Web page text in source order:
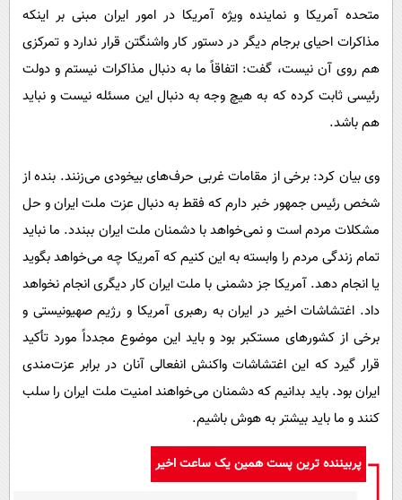
متحده آمریکا و نماینده ویژه آمریکا در امور ایران مبنی بر اینکه
مذاکرات احیای برجام دیگر در دستور کار واشنگتن قرار ندارد و تمرکزی
هم روی آن نیست، گفت: اتفاقاً ما به دنبال مذاکرات نیستم و دولت
رئیسی ثابت کرده که به هیچ وجه به دنبال این مسئله نیست و نباید
هم باشد.
وی بیان کرد: برخی از مقامات غربی حرف‌های بیخودی می‌زنند. بنده از
شخص رئیس جمهور خبر دارم که فقط به دنبال عزت ملت ایران و حل
مشکلات مردم است و نمی‌خواهد با دشمنان ملت ایران ببندد. ما نباید
تمام زندگی مردم را وابسته به این کنیم که آمریکا چه می‌خواهد بگوید
یا انجام دهد. آمریکا جز دشمنی با ملت ایران کار دیگری انجام نخواهد
داد. اغتشاشات اخیر در ایران به رهبری آمریکا و رژیم صهیونیستی و
برخی از کشورهای مستکبر بود و باید این موضوع مجدداً مورد تأکید
قرار گیرد که این اغتشاشات واکنش انفعالی آنان در برابر عزت‌مندی
ایران بود. باید بدانیم که دشمنان می‌خواهند امنیت ملت ایران را سلب
کنند و ما باید بیشتر به هوش باشیم.
پربیننده ترین پست همین یک ساعت اخیر